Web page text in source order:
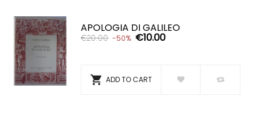
APOLOGIA DI GALILEO
€20.00 -50% €10.00
 ADD TO CART